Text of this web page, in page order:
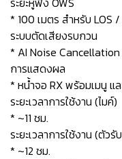
* 100 เมตร สำหรับ LOS
ระบบตัดเสียงรบกวน
* AI Noise Cancellation
การแสดงผล
* หน้ำจอ RX พร้อมเมนู แ
ระยะเวลาการใช้งาน (ไมค์)
* ~11 ชม.
ระยะเวลาการใช้งาน (ตัว
* ~12 ชม.